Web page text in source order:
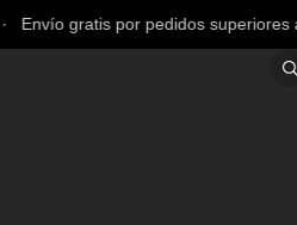
gratis por pedidos superiores